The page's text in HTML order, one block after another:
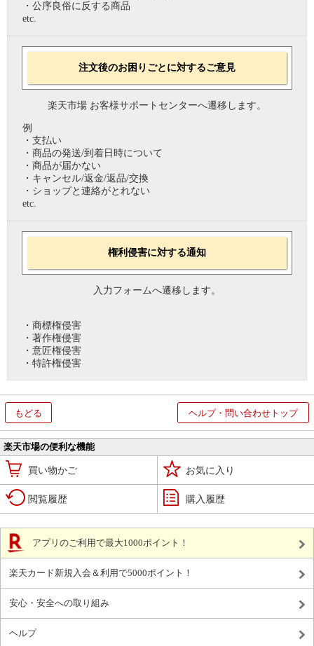
・公序良俗に反する商品
etc.
注文後のお困りごとに対するご意見
楽天市場 お客様サポートセンターへ遷移します。
例
・支払い
・商品の発送/到着日時について
・商品が届かない
・キャンセル/返金/返品/交換
・ショップと連絡がとれない
etc.
権利侵害に対する通知
入力フォームへ遷移します。
・商標権侵害
・著作権侵害
・意匠権侵害
・特許権侵害
もどる ヘルプ・問い合わせトップ
楽天市場の便利な機能
買い物かご お気に入り
閲覧履歴 購入履歴
アプリのご利用で最大1000ポイント！
楽天カード新規入会＆利用で5000ポイント！
安心・安全への取り組み
ヘルプ